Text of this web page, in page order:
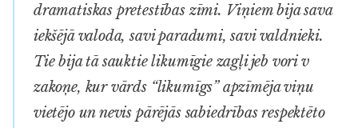
dramatiskas pretestības zīmi. Viņiem bija sava
iekšējā valoda, savi paradumi, savi valdnieki.
Tie bija tā sauktie likumīgie zagļi jeb vori v
zakoņe, kur vārds “likumīgs” apzīmēja viņu
vietējo un nevis pārējās sabiedrības respektēto